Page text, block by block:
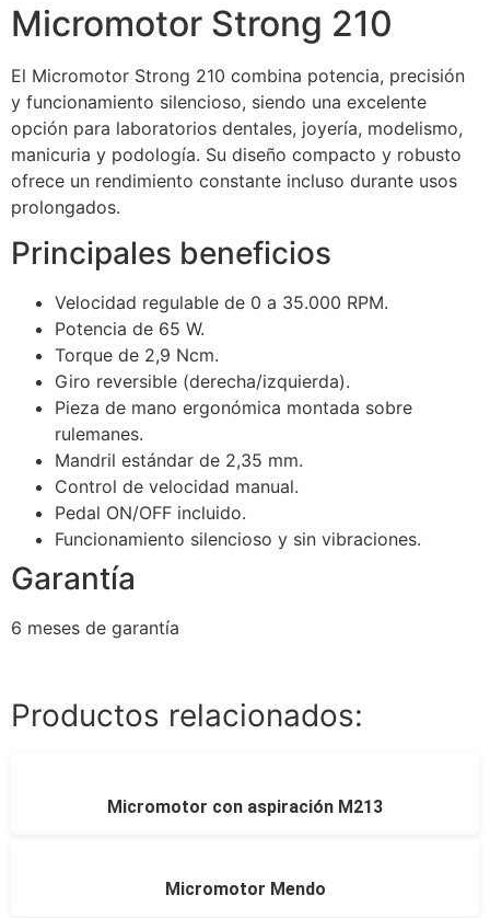
Micromotor Strong 210
El Micromotor Strong 210 combina potencia, precisión
y funcionamiento silencioso, siendo una excelente
opción para laboratorios dentales, joyería, modelismo,
manicuria y podología. Su diseño compacto y robusto
ofrece un rendimiento constante incluso durante usos
prolongados.
Principales beneficios
Velocidad regulable de 0 a 35.000 RPM.
Potencia de 65 W.
Torque de 2,9 Ncm.
Giro reversible (derecha/izquierda).
Pieza de mano ergonómica montada sobre
rulemanes.
Mandril estándar de 2,35 mm.
Control de velocidad manual.
Pedal ON/OFF incluido.
Funcionamiento silencioso y sin vibraciones.
Garantía
6 meses de garantía
Productos relacionados:
Micromotor con aspiración M213
Micromotor Mendo